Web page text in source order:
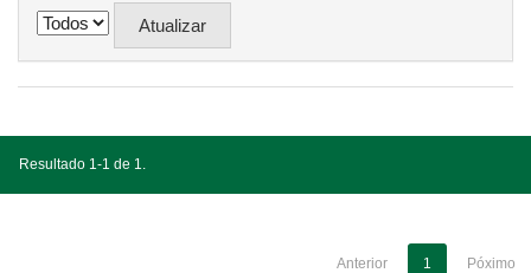
Resultado 1-1 de 1.
Anterior 1 Póximo